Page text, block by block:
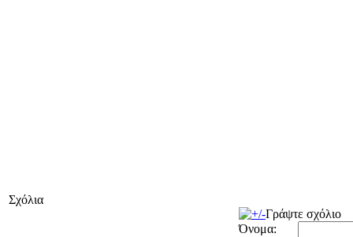
Σχόλια
Γράψτε σχόλιο
Όνομα: